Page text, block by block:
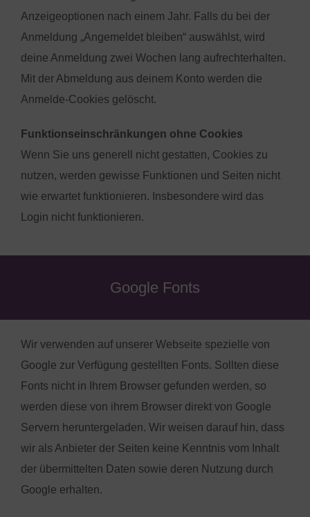
Anzeigeoptionen nach einem Jahr. Falls du bei der
Anmeldung „Angemeldet bleiben“ auswählst, wird
deine Anmeldung zwei Wochen lang aufrechterhalten.
Mit der Abmeldung aus deinem Konto werden die
Anmelde-Cookies gelöscht.
Funktionseinschränkungen ohne Cookies
Wenn Sie uns generell nicht gestatten, Cookies zu
nutzen, werden gewisse Funktionen und Seiten nicht
wie erwartet funktionieren. Insbesondere wird das
Login nicht funktionieren.
Google Fonts
Wir verwenden auf unserer Webseite spezielle von
Google zur Verfügung gestellten Fonts. Sollten diese
Fonts nicht in Ihrem Browser gefunden werden, so
werden diese von ihrem Browser direkt von Google
Servern heruntergeladen. Wir weisen darauf hin, dass
wir als Anbieter der Seiten keine Kenntnis vom Inhalt
der übermittelten Daten sowie deren Nutzung durch
Google erhalten.